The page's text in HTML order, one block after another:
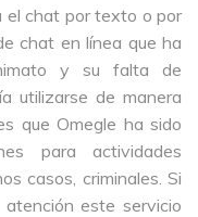
el chat por texto o por
chat en línea que ha
y su falta de
utilizarse de manera
que Omegle ha sido
para actividades
casos, criminales. Si
este servicio